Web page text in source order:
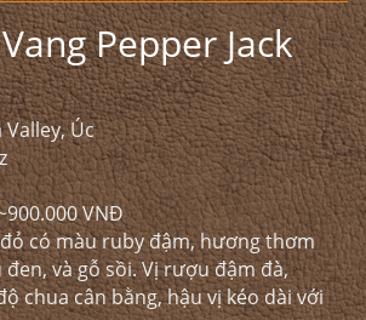
Pepper Jack
Valley, Úc
VNĐ
đỏ có màu ruby đậm, hương thơm
và gỗ sồi. Vị rượu đậm đà,
chua cân bằng, hậu vị kéo dài với